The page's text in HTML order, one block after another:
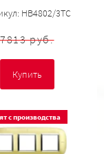
HB4802/3TC
руб.
Купить
с производства